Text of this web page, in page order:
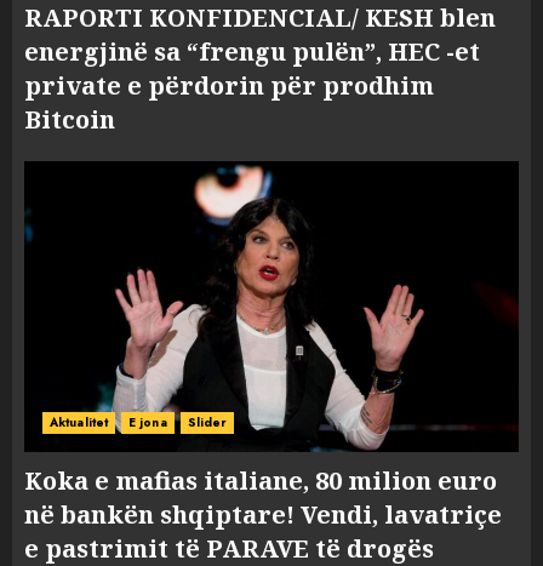
RAPORTI KONFIDENCIAL/ KESH blen
energjinë sa “frengu pulën”, HEC -et
private e përdorin për prodhim
Bitcoin
Aktualitet E jona Slider
Koka e mafias italiane, 80 milion euro
në bankën shqiptare! Vendi, lavatriçe
e pastrimit të PARAVE të drogës